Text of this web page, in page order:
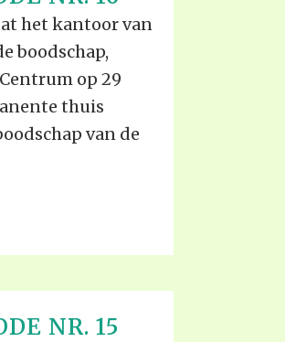
het kantoor van
boodschap,
op 29
thuis
van de
NR. 15